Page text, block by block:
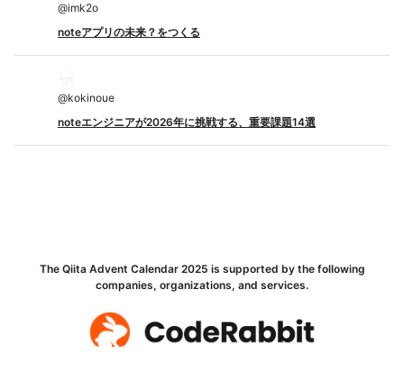
@imk2o
noteアプリの未来？をつくる
@kokinoue
noteエンジニアが2026年に挑戦する、重要課題14選
The Qiita Advent Calendar 2025 is supported by the following
companies, organizations, and services.